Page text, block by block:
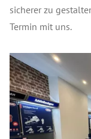
sicherer zu
Termin mit uns.